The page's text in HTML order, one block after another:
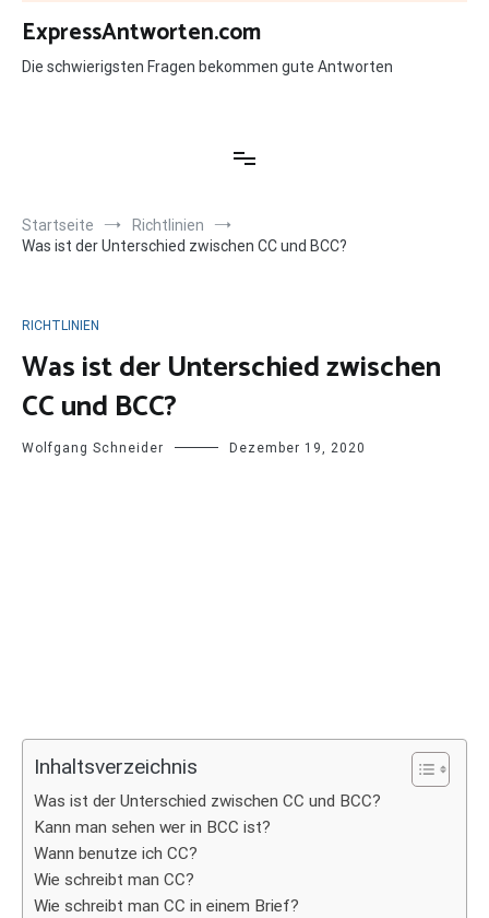
Zum
Inhalt
springen
ExpressAntworten.com
Die schwierigsten Fragen bekommen gute Antworten
Startseite
Richtlinien
Was ist der Unterschied zwischen CC und BCC?
RICHTLINIEN
Was ist der Unterschied zwischen
CC und BCC?
Wolfgang Schneider Dezember 19, 2020
Inhaltsverzeichnis
Was ist der Unterschied zwischen CC und BCC?
Kann man sehen wer in BCC ist?
Wann benutze ich CC?
Wie schreibt man CC?
Wie schreibt man CC in einem Brief?